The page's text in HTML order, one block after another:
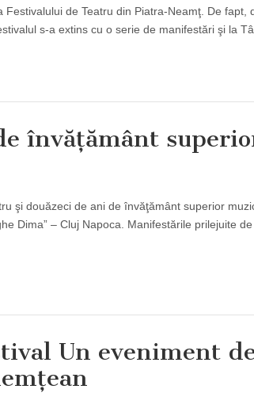
de Teatru din Piatra-Neamţ. De fapt,
s-a extins cu o serie de manifestări şi la
învăţământ
şi douăzeci de ani de învăţământ superior
Dima” – Cluj Napoca. Manifestările prilejuite
Un eveniment